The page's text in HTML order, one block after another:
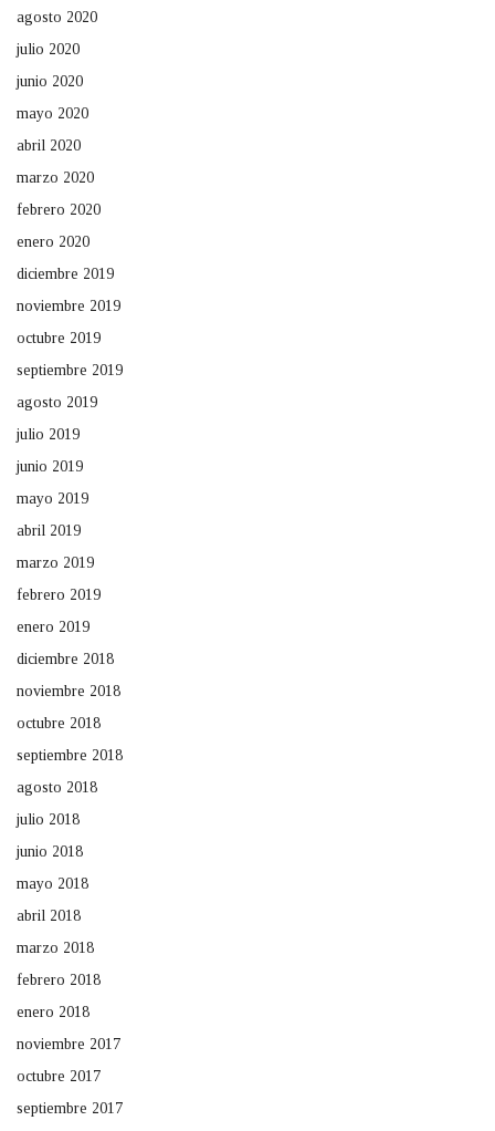
agosto 2020
julio 2020
junio 2020
mayo 2020
abril 2020
marzo 2020
febrero 2020
enero 2020
diciembre 2019
noviembre 2019
octubre 2019
septiembre 2019
agosto 2019
julio 2019
junio 2019
mayo 2019
abril 2019
marzo 2019
febrero 2019
enero 2019
diciembre 2018
noviembre 2018
octubre 2018
septiembre 2018
agosto 2018
julio 2018
junio 2018
mayo 2018
abril 2018
marzo 2018
febrero 2018
enero 2018
noviembre 2017
octubre 2017
septiembre 2017